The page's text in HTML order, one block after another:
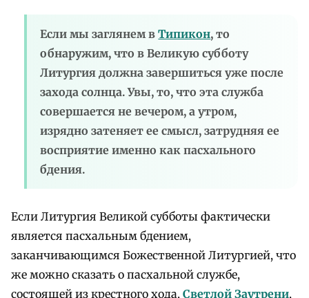
Если мы заглянем вТипикон, то
обнаружим, что в Великую субботу
Литургия должна завершиться уже после
захода солнца. Увы, то, что эта служба
совершается не вечером, а утром,
изрядно затеняет ее смысл, затрудняя ее
восприятие именно как пасхального
бдения.
Если Литургия Великой субботы фактически
является пасхальным бдением,
заканчивающимся Божественной Литургией, что
же можно сказать о пасхальной службе,
состоящей из крестного хода, Светлой Заутрени,